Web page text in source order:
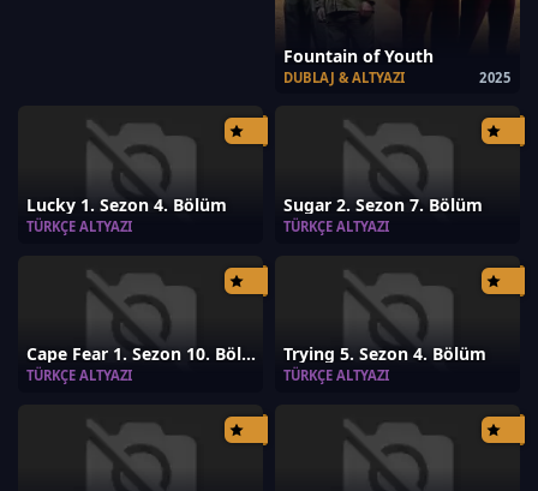
Fountain of Youth
2025
DUBLAJ & ALTYAZI
Lucky 1. Sezon 4. Bölüm
TÜRKÇE ALTYAZI
Sugar 2. Sezon 7. Bölüm
TÜRKÇE ALTYAZI
Cape Fear 1. Sezon 10. Bölüm
TÜRKÇE ALTYAZI
Trying 5. Sezon 4. Bölüm
TÜRKÇE ALTYAZI